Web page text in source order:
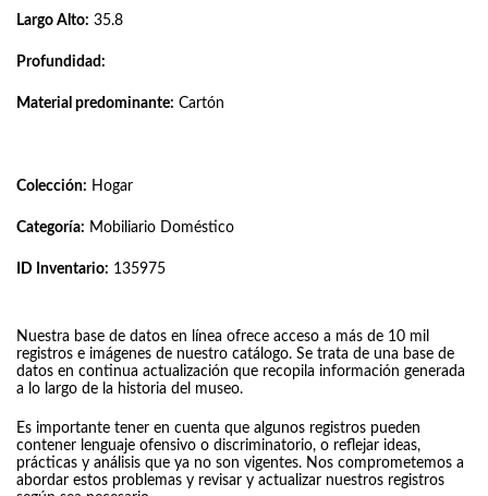
Largo Alto: 35.8
Profundidad:
Material predominante: Cartón
Colección: Hogar
Categoría: Mobiliario Doméstico
ID Inventario: 135975
Nuestra base de datos en línea ofrece acceso a más de 10 mil
registros e imágenes de nuestro catálogo. Se trata de una base de
datos en continua actualización que recopila información generada
a lo largo de la historia del museo.
Es importante tener en cuenta que algunos registros pueden
contener lenguaje ofensivo o discriminatorio, o reflejar ideas,
prácticas y análisis que ya no son vigentes. Nos comprometemos a
abordar estos problemas y revisar y actualizar nuestros registros